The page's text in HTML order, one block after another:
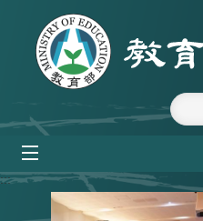
跳到主要內容區塊
:::